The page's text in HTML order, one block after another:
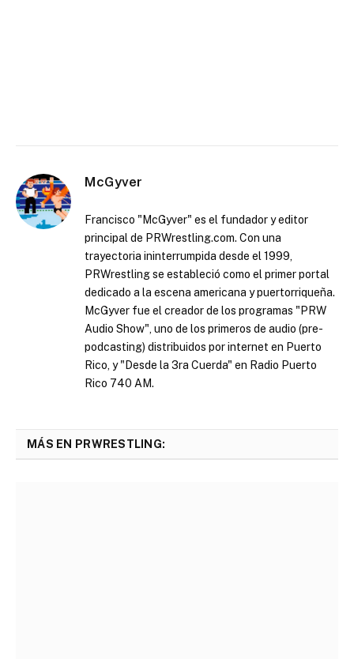
McGyver
Francisco "McGyver" es el fundador y editor
principal de PRWrestling.com. Con una
trayectoria ininterrumpida desde el 1999,
PRWrestling se estableció como el primer portal
dedicado a la escena americana y puertorriqueña.
McGyver fue el creador de los programas "PRW
Audio Show", uno de los primeros de audio (pre-
podcasting) distribuidos por internet en Puerto
Rico, y "Desde la 3ra Cuerda" en Radio Puerto
Rico 740 AM.
MÁS EN PRWRESTLING: